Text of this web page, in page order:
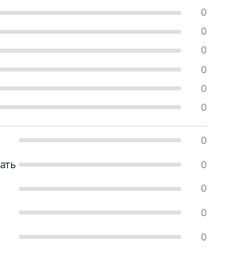
0
0
0
0
0
0
0
0
0
0
0